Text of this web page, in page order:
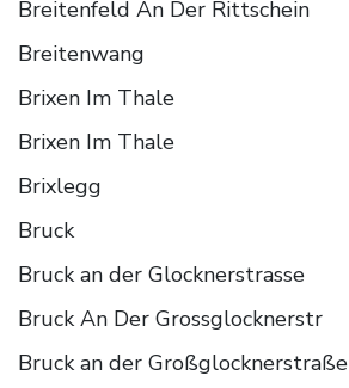
Breitenfeld An Der Rittschein
Breitenwang
Brixen Im Thale
Brixen Im Thale
Brixlegg
Bruck
Bruck an der Glocknerstrasse
Bruck An Der Grossglocknerstr
Bruck an der Großglocknerstraße